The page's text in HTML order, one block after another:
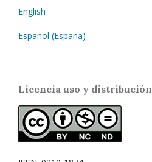
English
Español (España)
Licencia uso y distribución